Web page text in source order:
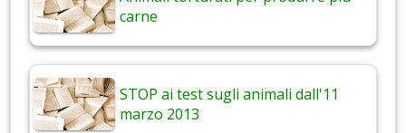
carne
STOP ai test sugli animali dall'11
marzo 2013